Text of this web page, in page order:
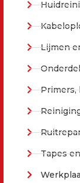
Lijmen
Primers,
Tapes